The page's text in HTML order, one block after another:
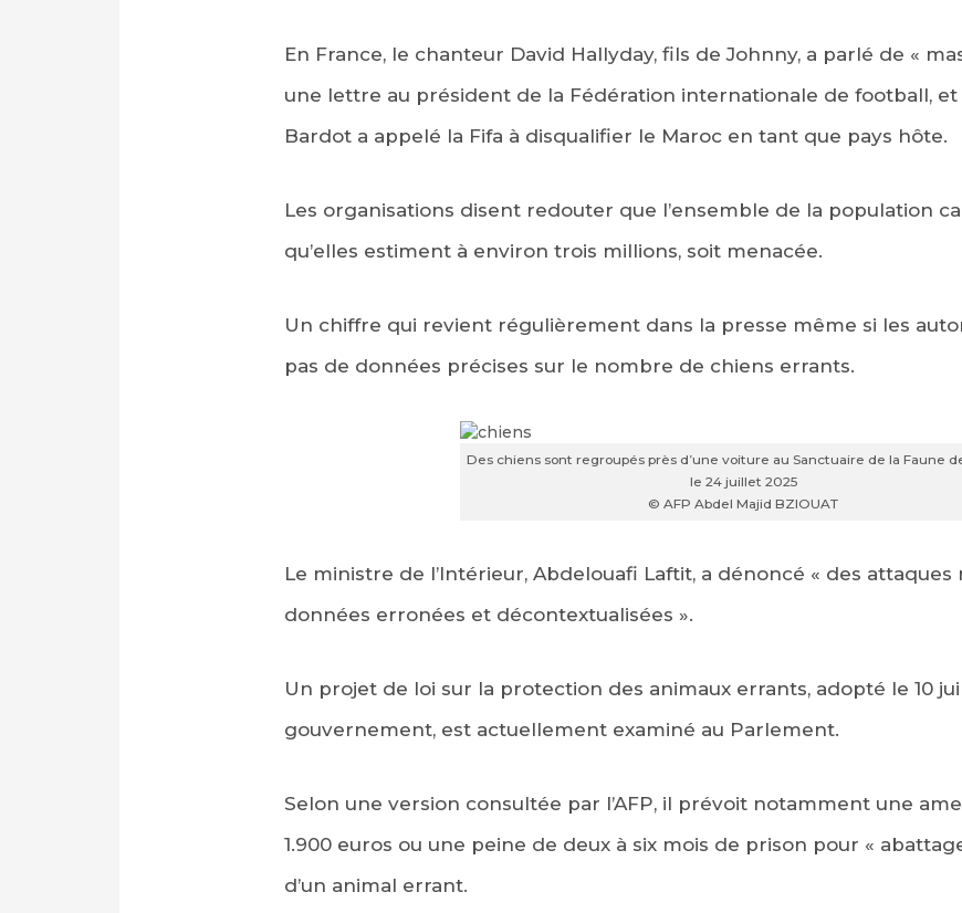
En France, le chanteur David Hallyday, fils de Johnny, a parlé de «
une lettre au président de la Fédération internationale de football,
Bardot a appelé la Fifa à disqualifier le Maroc en tant que pays hôte.
Les organisations disent redouter que l’ensemble de la population
qu’elles estiment à environ trois millions, soit menacée.
Un chiffre qui revient régulièrement dans la presse même si les
pas de données précises sur le nombre de chiens errants.
Des chiens sont regroupés près d’une voiture au Sanctuaire de la Faune
le 24 juillet 2025
© AFP Abdel Majid BZIOUAT
Le ministre de l’Intérieur, Abdelouafi Laftit, a dénoncé « des attaques
données erronées et décontextualisées ».
Un projet de loi sur la protection des animaux errants, adopté le 10
gouvernement, est actuellement examiné au Parlement.
Selon une version consultée par l’AFP, il prévoit notamment une
1.900 euros ou une peine de deux à six mois de prison pour «
d’un animal errant.